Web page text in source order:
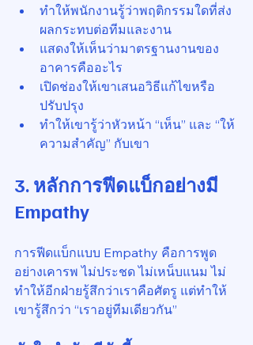
ทำให้พนักงานรู้ว่าพฤติกรรมใดที่ส่ง
ผลกระทบต่อทีมและงาน
แสดงให้เห็นว่ามาตรฐานงานของ
อาคารคืออะไร
เปิดช่องให้เขาเสนอวิธีแก้ไขหรือ
ปรับปรุง
ทำให้เขารู้ว่าหัวหน้า “เห็น” และ “ให้
ความสำคัญ” กับเขา
3. หลักการฟีดแบ็กอย่างมี
Empathy
การฟีดแบ็กแบบ Empathy คือการพูด
อย่างเคารพ ไม่ประชด ไม่เหน็บแนม ไม่
ทำให้อีกฝ่ายรู้สึกว่าเราคือศัตรู แต่ทำให้
เขารู้สึกว่า “เราอยู่ทีมเดียวกัน”